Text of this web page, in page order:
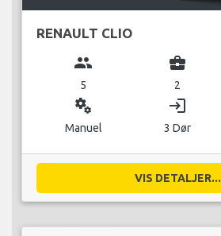
RENAULT CLIO
group
5
business_center
2
miscellaneous_services
Manuel
login
3 Dør
VIS DETALJER...